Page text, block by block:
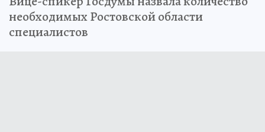
необходимых Ростовской области
специалистов